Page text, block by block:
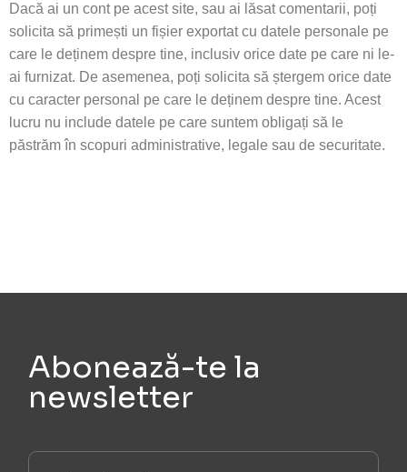
Dacă ai un cont pe acest site, sau ai lăsat comentarii, poți
solicita să primești un fișier exportat cu datele personale pe
care le deținem despre tine, inclusiv orice date pe care ni le-
ai furnizat. De asemenea, poți solicita să ștergem orice date
cu caracter personal pe care le deținem despre tine. Acest
lucru nu include datele pe care suntem obligați să le
păstrăm în scopuri administrative, legale sau de securitate.
Abonează-te la
newsletter